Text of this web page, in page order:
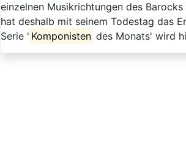
einzelnen Musikrichtungen des
hat deshalb mit seinem Todestag das
Serie ' Komponisten des Monats' wird